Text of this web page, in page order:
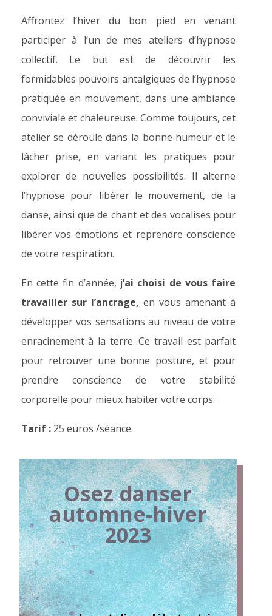
Affrontez l’hiver du bon pied en venant
participer à l’un de mes ateliers d’hypnose
collectif. Le but est de découvrir les
formidables pouvoirs antalgiques de l’hypnose
pratiquée en mouvement, dans une ambiance
conviviale et chaleureuse. Comme toujours, cet
atelier se déroule dans la bonne humeur et le
lâcher prise, en variant les pratiques pour
explorer de nouvelles possibilités. Il alterne
l’hypnose pour libérer le mouvement, de la
danse, ainsi que de chant et des vocalises pour
libérer vos émotions et reprendre conscience
de votre respiration.
En cette fin d’année, j’ai choisi de vous faire
travailler sur l’ancrage, en vous amenant à
développer vos sensations au niveau de votre
enracinement à la terre. Ce travail est parfait
pour retrouver une bonne posture, et pour
prendre conscience de votre stabilité
corporelle pour mieux habiter votre corps.
Tarif :25 euros /séance.
Osez danser
automne-hiver
2023